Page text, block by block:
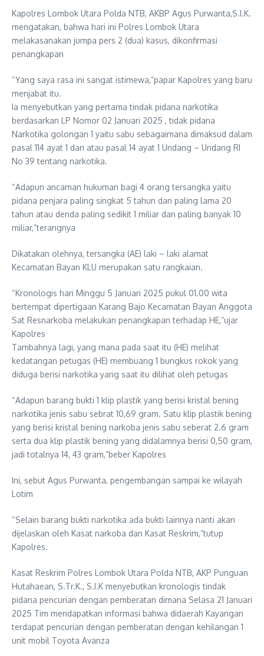
Kapolres Lombok Utara Polda NTB, AKBP Agus Purwanta,S.I.K.
mengatakan, bahwa hari ini Polres Lombok Utara
melakasanakan jumpa pers 2 (dua) kasus, dikonfirmasi
penangkapan
“Yang saya rasa ini sangat istimewa,”papar Kapolres yang baru
menjabat itu.
Ia menyebutkan yang pertama tindak pidana narkotika
berdasarkan LP Nomor 02 Januari 2025 , tidak pidana
Narkotika golongan 1 yaitu sabu sebagaimana dimaksud dalam
pasal 114 ayat 1 dan atau pasal 14 ayat 1 Undang – Undang RI
No 39 tentang narkotika.
“Adapun ancaman hukuman bagi 4 orang tersangka yaitu
pidana penjara paling singkat 5 tahun dan paling lama 20
tahun atau denda paling sedikit 1 miliar dan paling banyak 10
miliar,”terangnya
Dikatakan olehnya, tersangka (AE) laki – laki alamat
Kecamatan Bayan KLU merupakan satu rangkaian.
“Kronologis hari Minggu 5 Januari 2025 pukul 01.00 wita
bertempat dipertigaan Karang Bajo Kecamatan Bayan Anggota
Sat Resnarkoba melakukan penangkapan terhadap HE,”ujar
Kapolres
Tambahnya lagi, yang mana pada saat itu (HE) melihat
kedatangan petugas (HE) membuang 1 bungkus rokok yang
diduga berisi narkotika yang saat itu dilihat oleh petugas
“Adapun barang bukti 1 klip plastik yang berisi kristal bening
narkotika jenis sabu sebrat 10,69 gram. Satu klip plastik bening
yang berisi kristal bening narkoba jenis sabu seberat 2.6 gram
serta dua klip plastik bening yang didalamnya berisi 0,50 gram,
jadi totalnya 14, 43 gram,”beber Kapolres
Ini, sebut Agus Purwanta, pengembangan sampai ke wilayah
Lotim
“Selain barang bukti narkotika ada bukti lainnya nanti akan
dijelaskan oleh Kasat narkoba dan Kasat Reskrim,”tutup
Kapolres.
Kasat Reskrim Polres Lombok Utara Polda NTB, AKP Punguan
Hutahaean, S.Tr.K., S.I.K menyebutkan kronologis tindak
pidana pencurian dengan pemberatan dimana Selasa 21 Januari
2025 Tim mendapatkan informasi bahwa didaerah Kayangan
terdapat pencurian dengan pemberatan dengan kehilangan 1
unit mobil Toyota Avanza